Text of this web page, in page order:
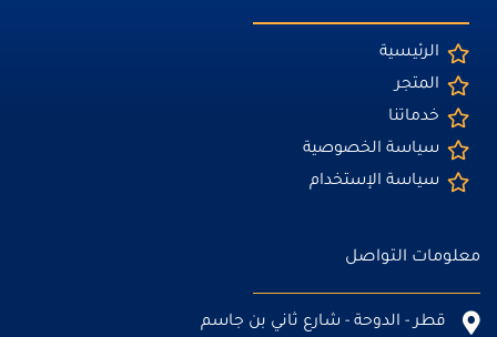
الرئيسية
المتجر
خدماتنا
سياسة الخصوصية
سياسة الإستخدام
معلومات التواصل
قطر - الدوحة - شارع ثاني بن جاسم